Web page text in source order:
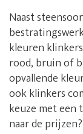
Naast
kleuren
rood, bruin of
opvallende
ook klinkers
keuze met een
naar de prijzen?